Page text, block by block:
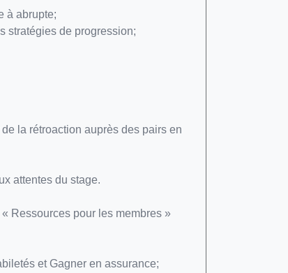
à abrupte;
stratégies de progression;
la rétroaction auprès des pairs en
attentes du stage.
Ressources pour les membres »
et Gagner en assurance;